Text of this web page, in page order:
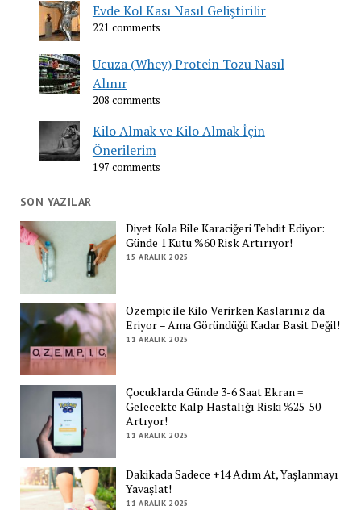
Evde Kol Kası Nasıl Geliştirilir
221 comments
Ucuza (Whey) Protein Tozu Nasıl
Alınır
208 comments
Kilo Almak ve Kilo Almak İçin
Önerilerim
197 comments
SON YAZILAR
Diyet Kola Bile Karaciğeri Tehdit Ediyor:
Günde 1 Kutu %60 Risk Artırıyor!
15 ARALIK 2025
Ozempic ile Kilo Verirken Kaslarınız da
Eriyor – Ama Göründüğü Kadar Basit Değil!
11 ARALIK 2025
Çocuklarda Günde 3-6 Saat Ekran =
Gelecekte Kalp Hastalığı Riski %25-50
Artıyor!
11 ARALIK 2025
Dakikada Sadece +14 Adım At, Yaşlanmayı
Yavaşlat!
11 ARALIK 2025